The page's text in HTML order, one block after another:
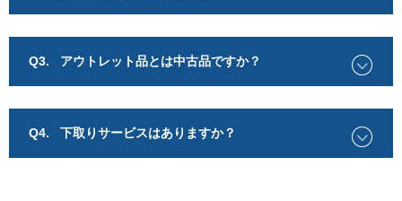
Q3. アウトレット品とは中古品ですか？
Q4. 下取りサービスはありますか？